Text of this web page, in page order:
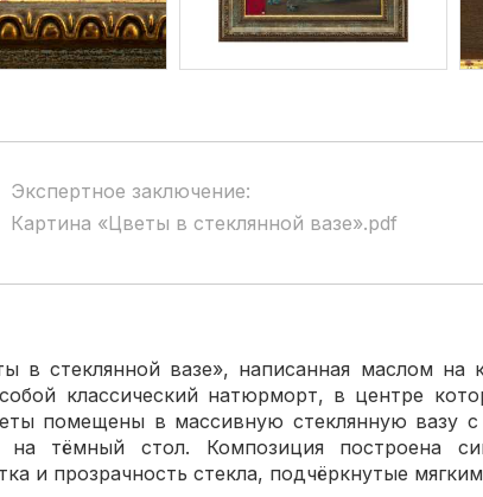
Экспертное заключение:
Картина «Цветы в стеклянной вазе».pdf
в стеклянной вазе», написанная маслом на
собой классический натюрморт, в центре
помещены в массивную стеклянную вазу
на тёмный стол. Композиция построена
и прозрачность стекла, подчёркнутые